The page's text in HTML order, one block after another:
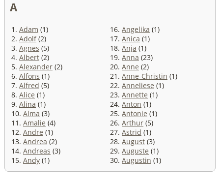
A
1. Adam (1)
2. Adolf(2)
3. Agnes (5)
4. Albert (2)
5. Alexander (2)
6. Alfons (1)
7. Alfred (5)
8. Alice (1)
9. Alina (1)
10. Alma (3)
11. Amalie (4)
12. Andre (1)
13. Andrea (2)
14. Andreas (3)
15. Andy (1)
16. Angelika (1)
17. Anica (1)
18. Anja (1)
19. Anna (23)
20. Anne (2)
21. Anne-Christin (1)
22. Anneliese (1)
23. Annette (1)
24. Anton (1)
25. Antonie (1)
26. Arthur (5)
27. Astrid (1)
28. August (3)
29. Auguste (1)
30. Augustin (1)